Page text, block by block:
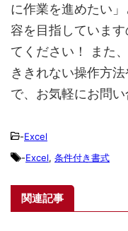
に作業を進めたい
容を目指していま
てください！ また
ききれない操作方
で、お気軽にお問い
-Excel
-Excel, 条件付き書式
関連記事